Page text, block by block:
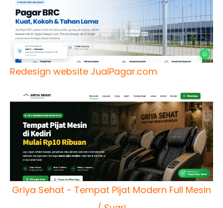
Redesign website JualPagar.com
Griya Sehat - Tempat Pijat Modern Full Mesin